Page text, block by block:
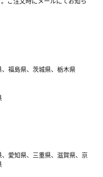
福島県、茨城県、栃木県
愛知県、三重県、滋賀県、京